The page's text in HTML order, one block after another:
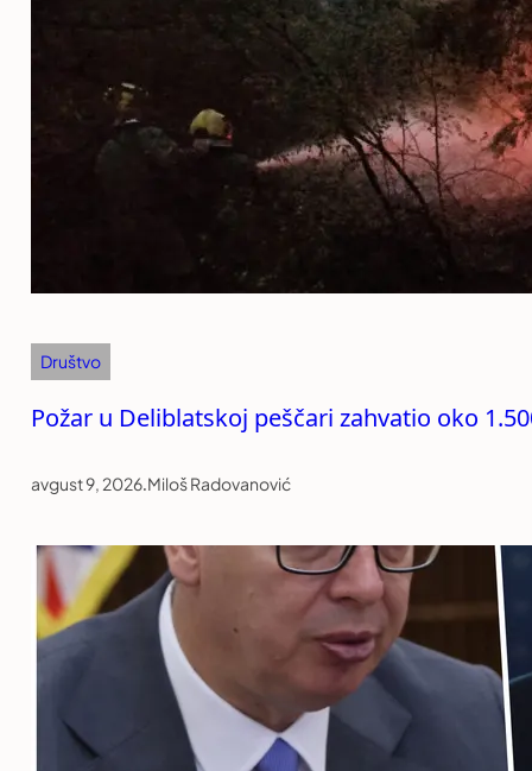
Društvo
Požar u Deliblatskoj peščari zahvatio oko
avgust 9, 2026.Miloš Radovanović